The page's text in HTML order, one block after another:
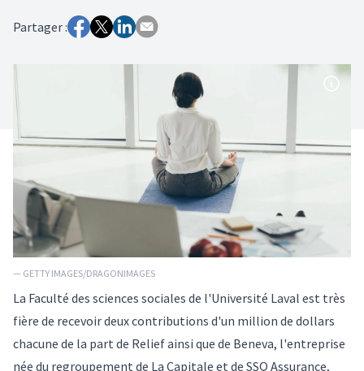
Partager :
— GETTY IMAGES/DRAGONIMAGES
La Faculté des sciences sociales de l'Université Laval est très
fière de recevoir deux contributions d'un million de dollars
chacune de la part de Relief ainsi que de Beneva, l'entreprise
née du regroupement de La Capitale et de SSQ Assurance,